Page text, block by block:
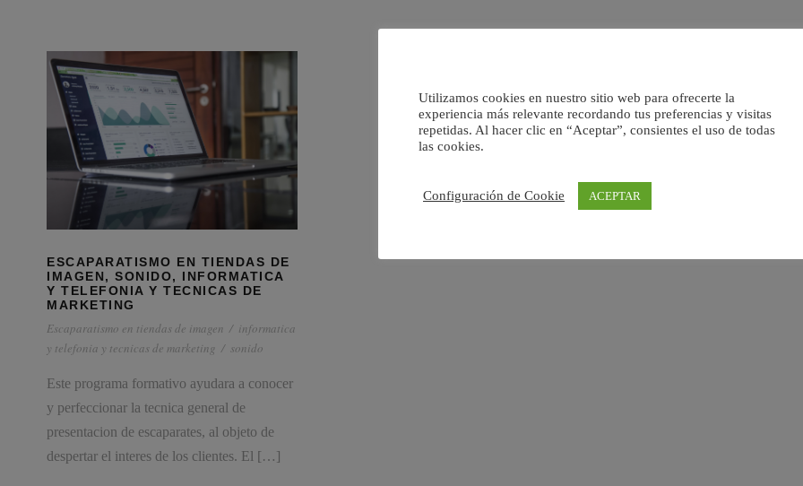
ESCAPARATISMO EN TIENDAS DE
IMAGEN, SONIDO, INFORMATICA
Y TELEFONIA Y TECNICAS DE
MARKETING
Escaparatismo en tiendas de imagen / informatica
y telefonia y tecnicas de marketing / sonido
Este programa formativo ayudara a conocer
y perfeccionar la tecnica general de
presentacion de escaparates, al objeto de
despertar el interes de los clientes. El […]
Consultores especializados en Servicios para Pymes y
Utilizamos cookies en nuestro sitio web para ofrecerte la
experiencia más relevante recordando tus preferencias y visitas
repetidas. Al hacer clic en “Aceptar”, consientes el uso de todas
las cookies.
Configuración de Cookie ACEPTAR